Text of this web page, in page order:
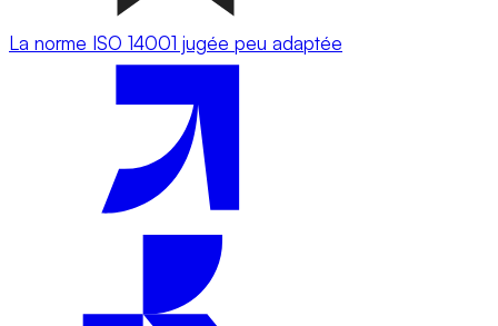
La norme ISO 14001 jugée peu adaptée